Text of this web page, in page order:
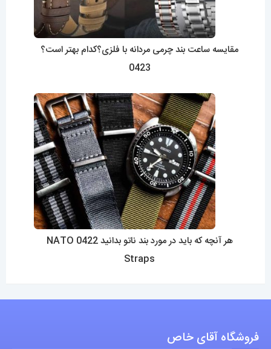
مقایسه ساعت بند چرمی مردانه با فلزی؟کدام بهتر است؟
0423
هر آنچه که باید در مورد بند ناتو بدانید 0422 NATO
Straps
فروشگاه آقای خاص